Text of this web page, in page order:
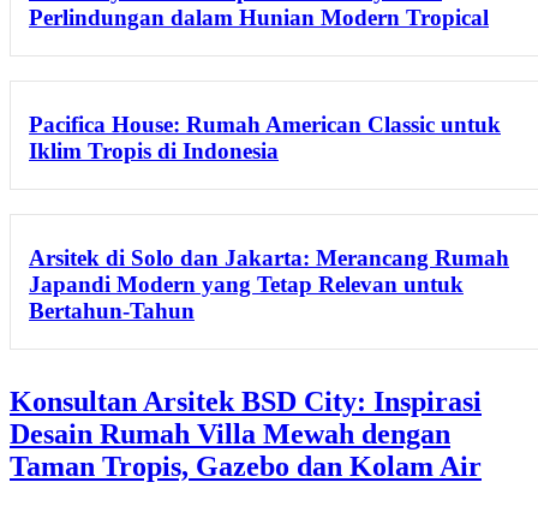
Perlindungan dalam Hunian Modern Tropical
Pacifica House: Rumah American Classic untuk
Iklim Tropis di Indonesia
Arsitek di Solo dan Jakarta: Merancang Rumah
Japandi Modern yang Tetap Relevan untuk
Bertahun-Tahun
Konsultan Arsitek BSD City: Inspirasi
Desain Rumah Villa Mewah dengan
Taman Tropis, Gazebo dan Kolam Air